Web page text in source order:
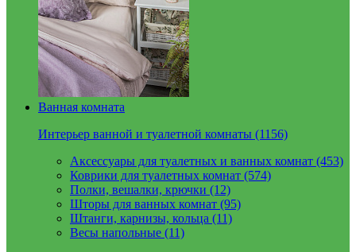
Ванная комната
Интерьер ванной и туалетной комнаты (1156)
Аксессуары для туалетных и ванных комнат (453)
Коврики для туалетных комнат (574)
Полки, вешалки, крючки (12)
Шторы для ванных комнат (95)
Штанги, карнизы, кольца (11)
Весы напольные (11)